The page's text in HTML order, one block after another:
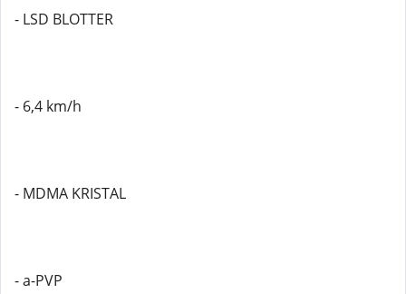
- LSD BLOTTER
- 6,4 km/h
- MDMA KRISTAL
- a-PVP